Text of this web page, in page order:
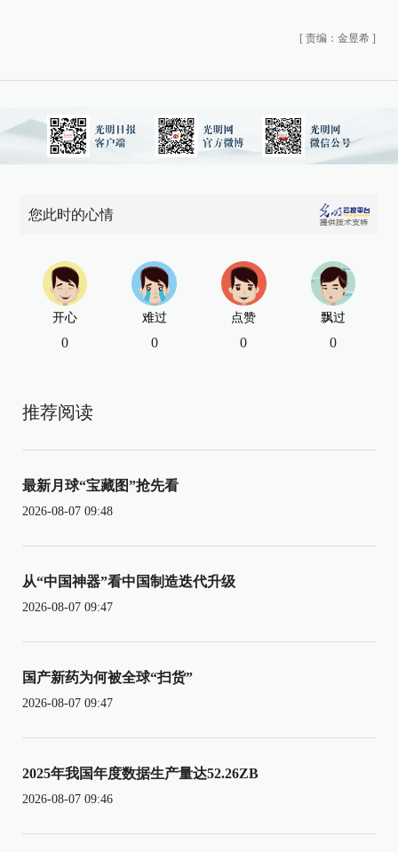
[ 责编：金昱希 ]
您此时的心情
开心
0
难过
0
点赞
0
飘过
0
推荐阅读
最新月球“宝藏图”抢先看
2026-08-07 09:48
从“中国神器”看中国制造迭代升级
2026-08-07 09:47
国产新药为何被全球“扫货”
2026-08-07 09:47
2025年我国年度数据生产量达52.26ZB
2026-08-07 09:46